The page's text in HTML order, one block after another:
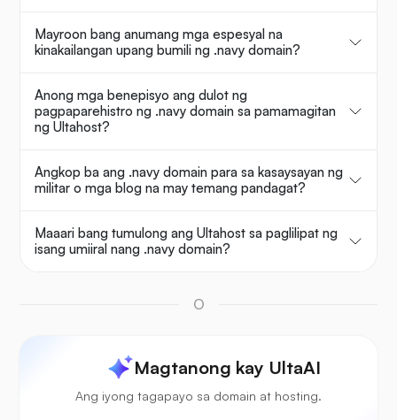
Mayroon bang anumang mga espesyal na
kinakailangan upang bumili ng .navy domain?
Anong mga benepisyo ang dulot ng
pagpaparehistro ng .navy domain sa pamamagitan
ng Ultahost?
Angkop ba ang .navy domain para sa kasaysayan ng
militar o mga blog na may temang pandagat?
Maaari bang tumulong ang Ultahost sa paglilipat ng
isang umiiral nang .navy domain?
O
Magtanong kay UltaAI
Ang iyong tagapayo sa domain at hosting.